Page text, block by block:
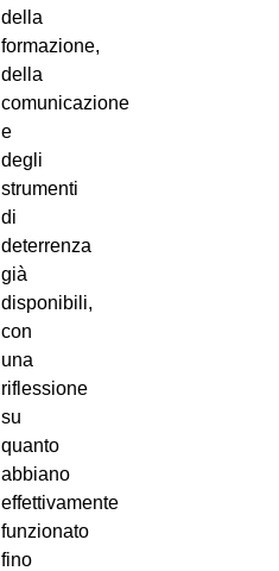
della
formazione,
della
comunicazione
e
degli
strumenti
di
deterrenza
già
disponibili,
con
una
riflessione
su
quanto
abbiano
effettivamente
funzionato
fino